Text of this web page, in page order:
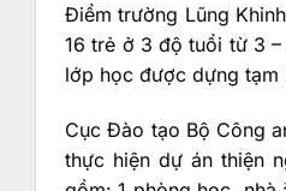
Điểm trường Lũng
16 trẻ ở 3 độ tuổi từ 3
lớp học được dựng tạm
Cục Đào tạo Bộ Công
thực hiện dự án thiện